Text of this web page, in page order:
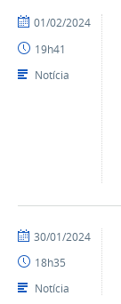
por
CTDR
publicado
01/02/2024
19h41
Notícia
por
publicado
30/01/2024
18h35
Notícia